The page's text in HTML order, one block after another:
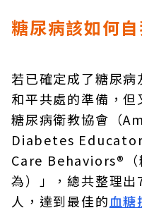
糖尿病該如何自
若已確定成了糖尿
和平共處的準備，
糖尿病衛教協會（
Diabetes
Care Behaviors®（
為）」，總共整理
人，達到最佳的血糖